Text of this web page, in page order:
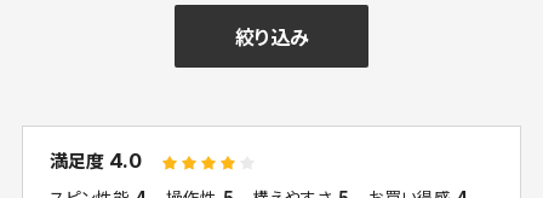
絞り込み
満足度 4.0